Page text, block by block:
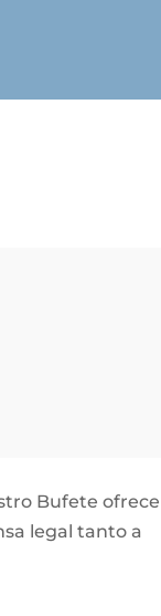
Bufete ofrece
legal tanto a